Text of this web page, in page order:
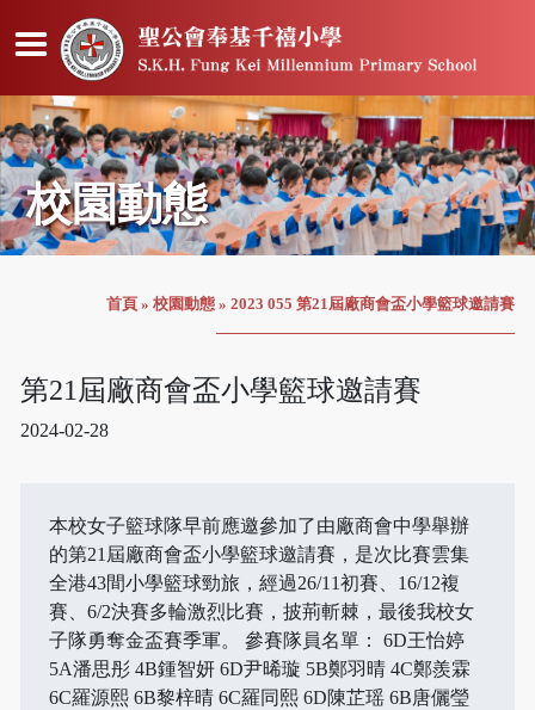
校園動態
首頁 » 校園動態 » 2023 055 第21屆廠商會盃小學籃球邀請賽
第21屆廠商會盃小學籃球邀請賽
2024-02-28
本校女子籃球隊早前應邀參加了由廠商會中學舉辦
的第21屆廠商會盃小學籃球邀請賽，是次比賽雲集
全港43間小學籃球勁旅，經過26/11初賽、16/12複
賽、6/2決賽多輪激烈比賽，披荊斬棘，最後我校女
子隊勇奪金盃賽季軍。 參賽隊員名單： 6D王怡婷
5A潘思彤 4B鍾智妍 6D尹晞璇 5B鄭羽晴 4C鄭羨霖
6C羅源熙 6B黎梓晴 6C羅同熙 6D陳芷瑶 6B唐儷瑩